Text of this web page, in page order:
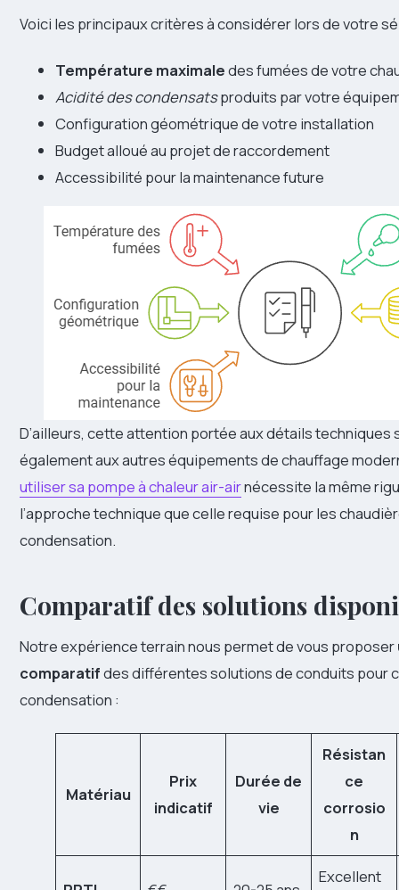
Voici les principaux critères à considérer lors de votre
Température maximaledes fumées de votre
Acidité des condensatsproduits par votre
Configuration géométrique de votre installation
Budget alloué au projet de raccordement
Accessibilité pour la maintenance future
D’ailleurs, cette attention portée aux détails techniques
également aux autres équipements de chauffage
utiliser sa pompe à chaleur air-airnécessite la même
l’approche technique que celle requise pour les
condensation.
Comparatif des solutions
Notre expérience terrain nous permet de vous proposer
comparatifdes différentes solutions de conduits pour
condensation :
Matériau
Prix
indicatif
Durée de
vie
Résistan
ce
corrosio
n
Excellent